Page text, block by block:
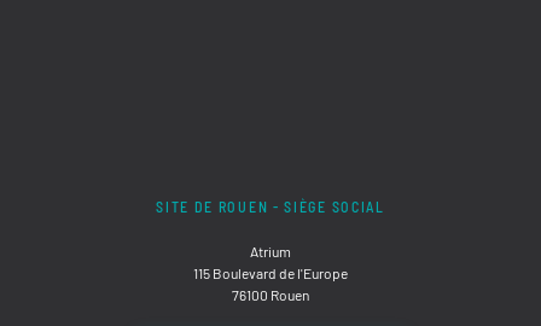
SITE DE ROUEN - SIÈGE SOCIAL
Atrium
115 Boulevard de l'Europe
76100 Rouen